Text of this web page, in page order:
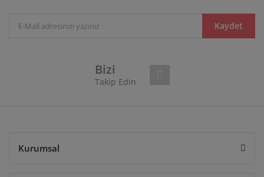
Ürün bilgilerinde hatalar bulunuyor.
Kaydet
Bizi
Takip Edin
Kurumsal